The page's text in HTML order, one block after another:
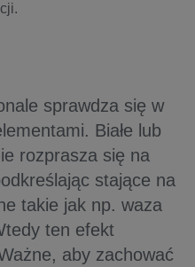
sprawdza się w
Białe lub
rozprasza się na
stające na
takie jak np. waza
ten efekt
aby zachować